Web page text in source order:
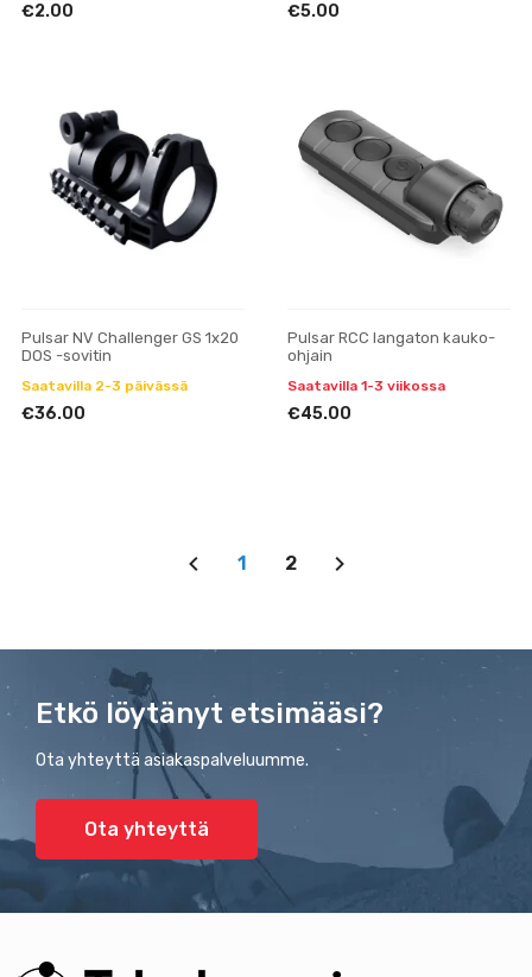
€2.00 €5.00
Pulsar NV Challenger GS 1x20
DOS -sovitin
Saatavilla 2-3 päivässä
€36.00
Pulsar RCC langaton kauko-
ohjain
Saatavilla 1-3 viikossa
€45.00
1 2
Etkö löytänyt etsimääsi?
Ota yhteyttä asiakaspalveluumme.
Ota yhteyttä